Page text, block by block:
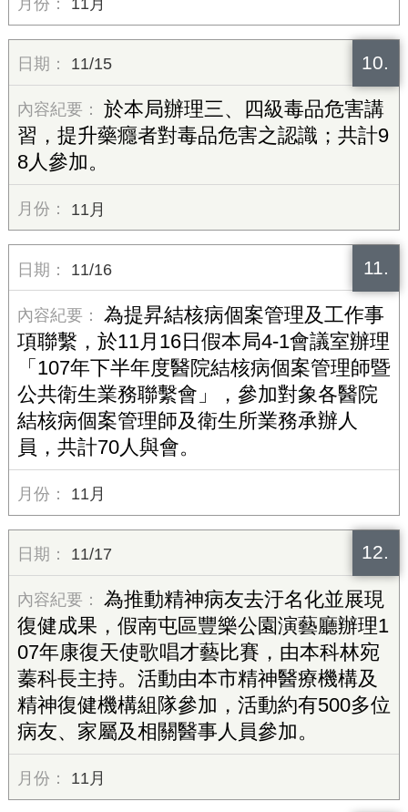
11月
10.
11/15
於本局辦理三、四級毒品危害講
習，提升藥癮者對毒品危害之認識；共計9
8人參加。
11月
11.
11/16
為提昇結核病個案管理及工作事
項聯繫，於11月16日假本局4-1會議室辦理
「107年下半年度醫院結核病個案管理師暨
公共衛生業務聯繫會」，參加對象各醫院
結核病個案管理師及衛生所業務承辦人
員，共計70人與會。
11月
12.
11/17
為推動精神病友去汙名化並展現
復健成果，假南屯區豐樂公園演藝廳辦理1
07年康復天使歌唱才藝比賽，由本科林宛
蓁科長主持。活動由本市精神醫療機構及
精神復健機構組隊參加，活動約有500多位
病友、家屬及相關醫事人員參加。
11月